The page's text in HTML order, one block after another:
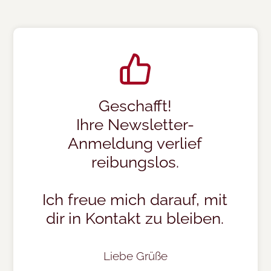
Geschafft!
Ihre Newsletter-
Anmeldung verlief
reibungslos.
Ich freue mich darauf, mit
dir in Kontakt zu bleiben.
Liebe Grüße